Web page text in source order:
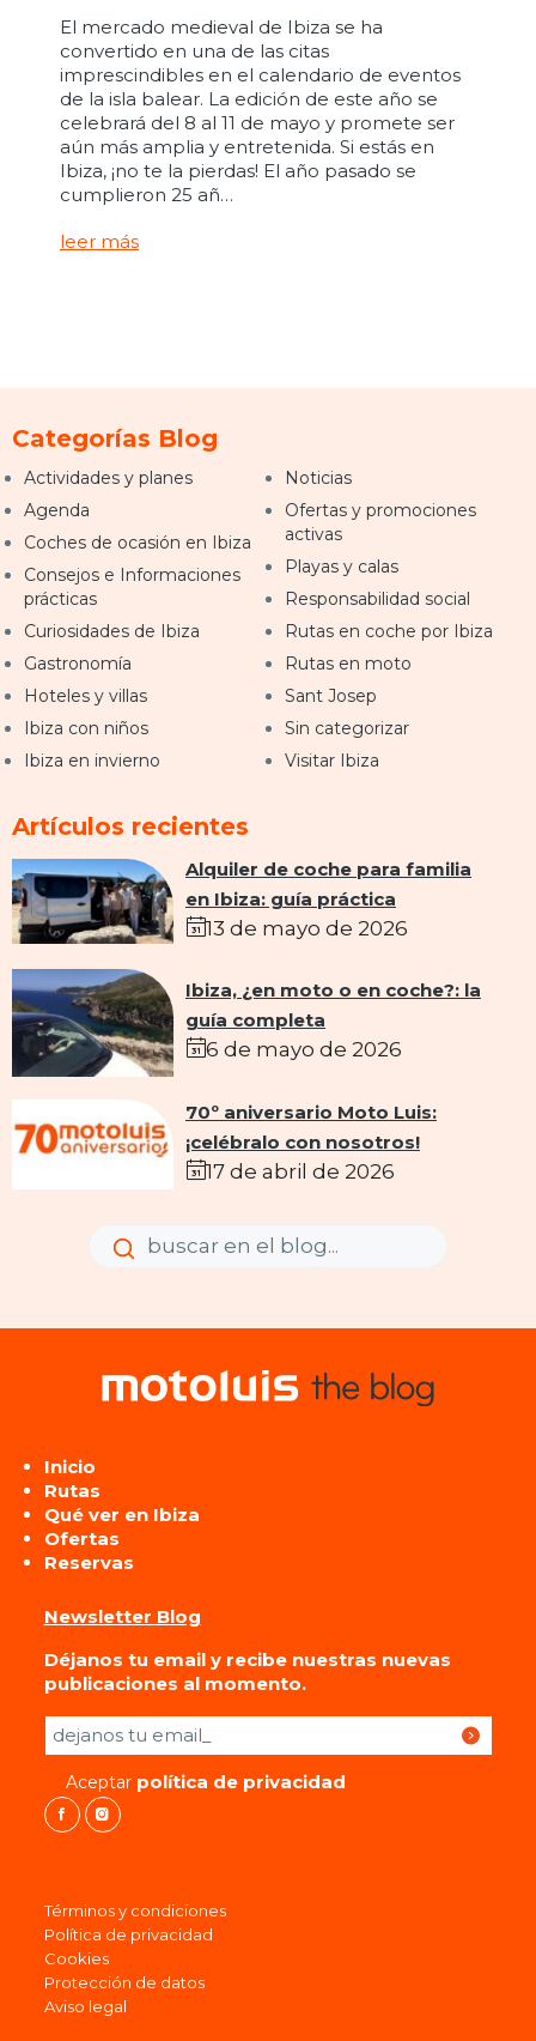
El mercado medieval de Ibiza se ha
convertido en una de las citas
imprescindibles en el calendario de eventos
de la isla balear. La edición de este año se
celebrará del 8 al 11 de mayo y promete ser
aún más amplia y entretenida. Si estás en
Ibiza, ¡no te la pierdas! El año pasado se
cumplieron 25 añ…
leer más
Categorías Blog
Actividades y planes
Agenda
Coches de ocasión en Ibiza
Consejos e Informaciones
prácticas
Curiosidades de Ibiza
Gastronomía
Hoteles y villas
Ibiza con niños
Ibiza en invierno
Noticias
Ofertas y promociones
activas
Playas y calas
Responsabilidad social
Rutas en coche por Ibiza
Rutas en moto
Sant Josep
Sin categorizar
Visitar Ibiza
Artículos recientes
Alquiler de coche para familia
en Ibiza: guía práctica
13 de mayo de 2026
Ibiza, ¿en moto o en coche?: la
guía completa
6 de mayo de 2026
70º aniversario Moto Luis:
¡celébralo con nosotros!
17 de abril de 2026
Enviar
Enviar
Inicio
Rutas
Qué ver en Ibiza
Ofertas
Reservas
Newsletter Blog
Déjanos tu email y recibe nuestras nuevas
publicaciones al momento.
Por favor, deja este campo vacío.
Aceptar política de privacidad
Términos y condiciones
Política de privacidad
Cookies
Protección de datos
Aviso legal